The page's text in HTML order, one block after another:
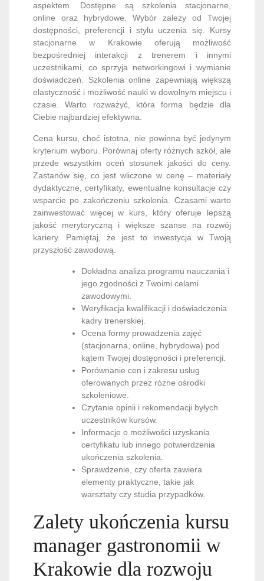
aspektem. Dostępne są szkolenia stacjonarne,
online oraz hybrydowe. Wybór zależy od Twojej
dostępności, preferencji i stylu uczenia się. Kursy
stacjonarne w Krakowie oferują możliwość
bezpośredniej interakcji z trenerem i innymi
uczestnikami, co sprzyja networkingowi i wymianie
doświadczeń. Szkolenia online zapewniają większą
elastyczność i możliwość nauki w dowolnym miejscu i
czasie. Warto rozważyć, która forma będzie dla
Ciebie najbardziej efektywna.
Cena kursu, choć istotna, nie powinna być jedynym
kryterium wyboru. Porównaj oferty różnych szkół, ale
przede wszystkim oceń stosunek jakości do ceny.
Zastanów się, co jest wliczone w cenę – materiały
dydaktyczne, certyfikaty, ewentualne konsultacje czy
wsparcie po zakończeniu szkolenia. Czasami warto
zainwestować więcej w kurs, który oferuje lepszą
jakość merytoryczną i większe szanse na rozwój
kariery. Pamiętaj, że jest to inwestycja w Twoją
przyszłość zawodową.
Dokładna analiza programu nauczania i
jego zgodności z Twoimi celami
zawodowymi.
Weryfikacja kwalifikacji i doświadczenia
kadry trenerskiej.
Ocena formy prowadzenia zajęć
(stacjonarna, online, hybrydowa) pod
kątem Twojej dostępności i preferencji.
Porównanie cen i zakresu usług
oferowanych przez różne ośrodki
szkoleniowe.
Czytanie opinii i rekomendacji byłych
uczestników kursów.
Informacje o możliwości uzyskania
certyfikatu lub innego potwierdzenia
ukończenia szkolenia.
Sprawdzenie, czy oferta zawiera
elementy praktyczne, takie jak
warsztaty czy studia przypadków.
Zalety ukończenia kursu
manager gastronomii w
Krakowie dla rozwoju